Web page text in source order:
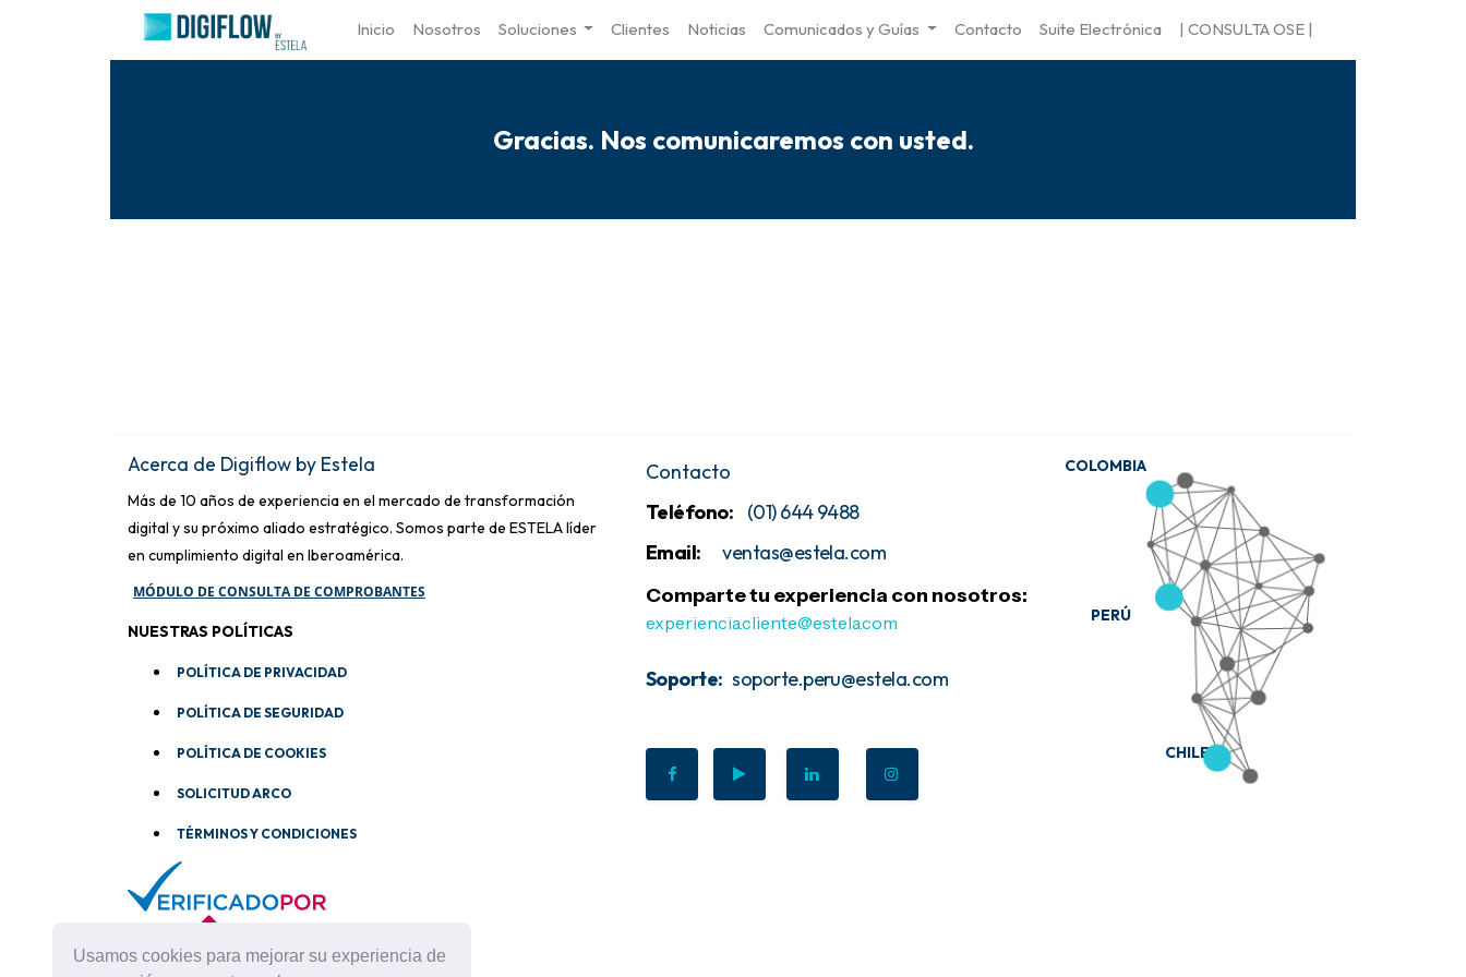
Inicio Nosotros Soluciones Clientes Noticias Comunicados y Guías Contacto Suite Electrónica | CONSULTA OSE |
Gracias. Nos comunicaremos con usted.
Acerca de Digiflow by Estela
Más de 10 años de experiencia en el mercado de transformación
digital y su próximo aliado estratégico. Somos parte de ESTELA líder
en cumplimiento digital en Iberoamérica.
MÓDULO DE CONSULTA DE COMPROBANTES
NUESTRAS POLÍTICAS
POLÍTICA DE PRIVACIDAD
POLÍTICA DE SEGURIDAD
POLÍTICA DE COOKIES
SOLICITUD ARCO
TÉRMINOS Y CONDICIONES
Contacto
Teléfono:
(01) 644 9488
Email:
ventas@estela.com
Comparte tu experiencia con nosotros:
experiencia.cliente@estela.com
Soporte: soporte.peru@estela.com
COLOMBIA
PERÚ
CHILE
Usamos cookies para mejorar su experiencia de